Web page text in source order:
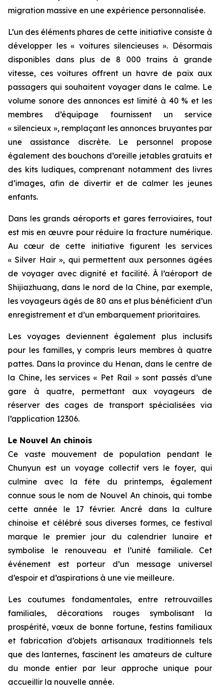
migration massive en une expérience personnalisée.
L’un des éléments phares de cette initiative consiste à
développer les « voitures silencieuses ». Désormais
disponibles dans plus de 8 000 trains à grande
vitesse, ces voitures offrent un havre de paix aux
passagers qui souhaitent voyager dans le calme. Le
volume sonore des annonces est limité à 40 % et les
membres d’équipage fournissent un service
« silencieux », remplaçant les annonces bruyantes par
une assistance discrète. Le personnel propose
également des bouchons d’oreille jetables gratuits et
des kits ludiques, comprenant notamment des livres
d’images, afin de divertir et de calmer les jeunes
enfants.
Dans les grands aéroports et gares ferroviaires, tout
est mis en œuvre pour réduire la fracture numérique.
Au cœur de cette initiative figurent les services
« Silver Hair », qui permettent aux personnes âgées
de voyager avec dignité et facilité. À l’aéroport de
Shijiazhuang, dans le nord de la Chine, par exemple,
les voyageurs âgés de 80 ans et plus bénéficient d’un
enregistrement et d’un embarquement prioritaires.
Les voyages deviennent également plus inclusifs
pour les familles, y compris leurs membres à quatre
pattes. Dans la province du Henan, dans le centre de
la Chine, les services « Pet Rail » sont passés d’une
gare à quatre, permettant aux voyageurs de
réserver des cages de transport spécialisées via
l’application 12306.
Le Nouvel An chinois
Ce vaste mouvement de population pendant le
Chunyun est un voyage collectif vers le foyer, qui
culmine avec la fête du printemps, également
connue sous le nom de Nouvel An chinois, qui tombe
cette année le 17 février. Ancré dans la culture
chinoise et célébré sous diverses formes, ce festival
marque le premier jour du calendrier lunaire et
symbolise le renouveau et l’unité familiale. Cet
événement est porteur d’un message universel
d’espoir et d’aspirations à une vie meilleure.
Les coutumes fondamentales, entre retrouvailles
familiales, décorations rouges symbolisant la
prospérité, vœux de bonne fortune, festins familiaux
et fabrication d’objets artisanaux traditionnels tels
que des lanternes, fascinent les amateurs de culture
du monde entier par leur approche unique pour
accueillir la nouvelle année.